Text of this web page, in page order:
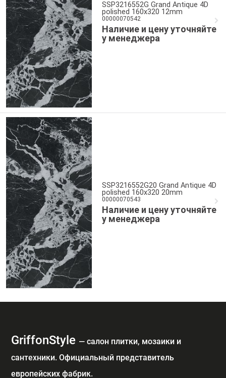
SSP3216552G Grand Antique 4D
polished 160x320 12mm
00000070542
Наличие и цену уточняйте
у менеджера
SSP3216552G20 Grand Antique 4D
polished 160x320 20mm
00000070543
Наличие и цену уточняйте
у менеджера
GriffonStyle — cалон плитки, мозаики и
сантехники. Официальный представитель
европейских фабрик.